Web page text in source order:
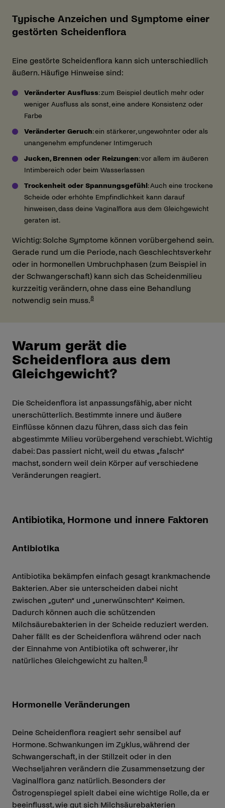
Typische Anzeichen und Symptome einer
gestörten Scheidenflora
Eine gestörte Scheidenflora kann sich unterschiedlich
äußern. Häufige Hinweise sind:
Veränderter Ausfluss: zum Beispiel deutlich mehr oder
weniger Ausfluss als sonst, eine andere Konsistenz oder
Farbe
Veränderter Geruch: ein stärkerer, ungewohnter oder als
unangenehm empfundener Intimgeruch
Jucken, Brennen oder Reizungen: vor allem im äußeren
Intimbereich oder beim Wasserlassen
Trockenheit oder Spannungsgefühl : Auch eine trockene
Scheide oder erhöhte Empfindlichkeit kann darauf
hinweisen, dass deine Vaginalflora aus dem Gleichgewicht
geraten ist.
Wichtig: Solche Symptome können vorübergehend sein.
Gerade rund um die Periode, nach Geschlechtsverkehr
oder in hormonellen Umbruchphasen (zum Beispiel in
der Schwangerschaft) kann sich das Scheidenmilieu
kurzzeitig verändern, ohne dass eine Behandlung
notwendig sein muss.8
Warum gerät die
Scheidenflora aus dem
Gleichgewicht?
Die Scheidenflora ist anpassungsfähig, aber nicht
unerschütterlich. Bestimmte innere und äußere
Einflüsse können dazu führen, dass sich das fein
abgestimmte Milieu vorübergehend verschiebt. Wichtig
dabei: Das passiert nicht, weil du etwas „falsch“
machst, sondern weil dein Körper auf verschiedene
Veränderungen reagiert.
Antibiotika, Hormone und innere Faktoren
Antibiotika
Antibiotika bekämpfen einfach gesagt krankmachende
Bakterien. Aber sie unterscheiden dabei nicht
zwischen „guten“ und „unerwünschten“ Keimen.
Dadurch können auch die schützenden
Milchsäurebakterien in der Scheide reduziert werden.
Daher fällt es der Scheidenflora während oder nach
der Einnahme von Antibiotika oft schwerer, ihr
natürliches Gleichgewicht zu halten.8
Hormonelle Veränderungen
Deine Scheidenflora reagiert sehr sensibel auf
Hormone. Schwankungen im Zyklus, während der
Schwangerschaft, in der Stillzeit oder in den
Wechseljahren verändern die Zusammensetzung der
Vaginalflora ganz natürlich. Besonders der
Östrogenspiegel spielt dabei eine wichtige Rolle, da er
beeinflusst, wie gut sich Milchsäurebakterien